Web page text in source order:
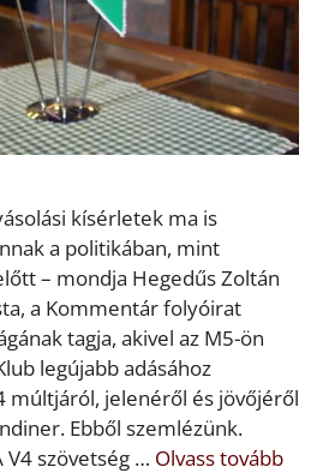
kísérletek ma is
a politikában, mint
– mondja Hegedűs Zoltán
a Kommentár folyóirat
tagja, akivel az M5-ön
legújabb adásához
múltjáról, jelenéről és jövőjéről
Ebből szemlézünk.
V4 szövetség … Olvass tovább